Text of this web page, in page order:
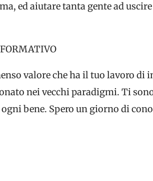
ed aiutare tanta gente ad
valore che ha il tuo lavoro di
nei vecchi paradigmi. Ti
bene. Spero un giorno di